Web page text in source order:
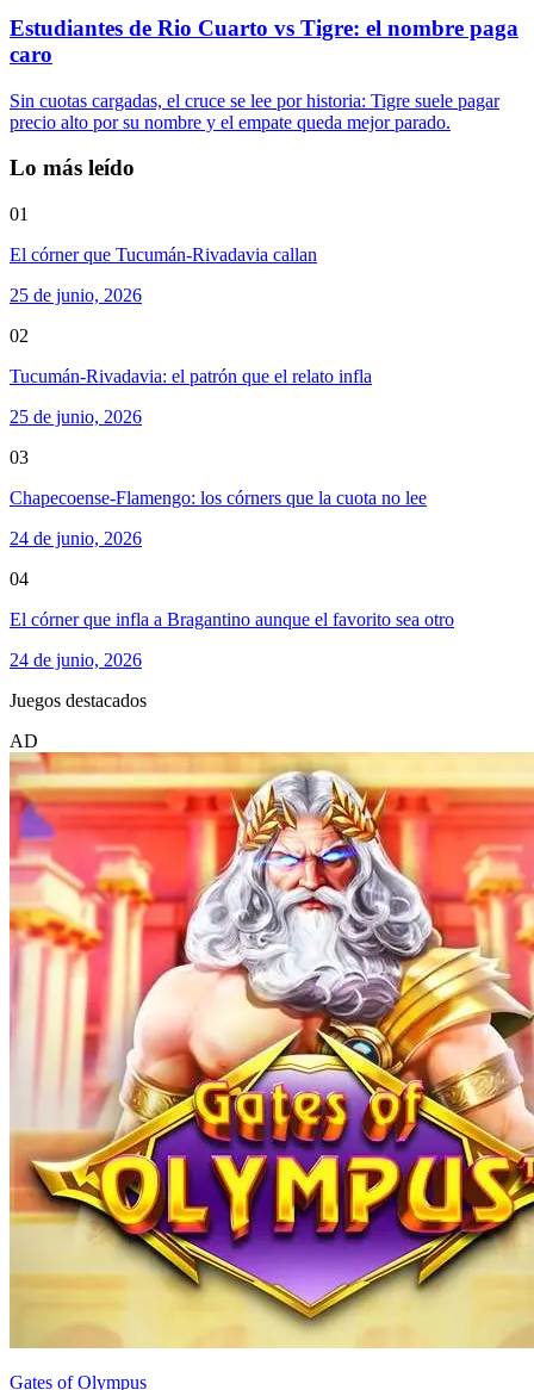
Estudiantes de Rio Cuarto vs Tigre: el nombre paga
caro
Sin cuotas cargadas, el cruce se lee por historia: Tigre suele pagar
precio alto por su nombre y el empate queda mejor parado.
Lo más leído
01
El córner que Tucumán-Rivadavia callan
25 de junio, 2026
02
Tucumán-Rivadavia: el patrón que el relato infla
25 de junio, 2026
03
Chapecoense-Flamengo: los córners que la cuota no lee
24 de junio, 2026
04
El córner que infla a Bragantino aunque el favorito sea otro
24 de junio, 2026
Juegos destacados
AD
Gates of Olympus